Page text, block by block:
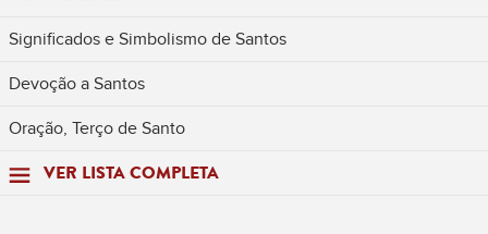
Significados e Simbolismo de Santos
Devoção a Santos
Oração, Terço de Santo
VER LISTA COMPLETA